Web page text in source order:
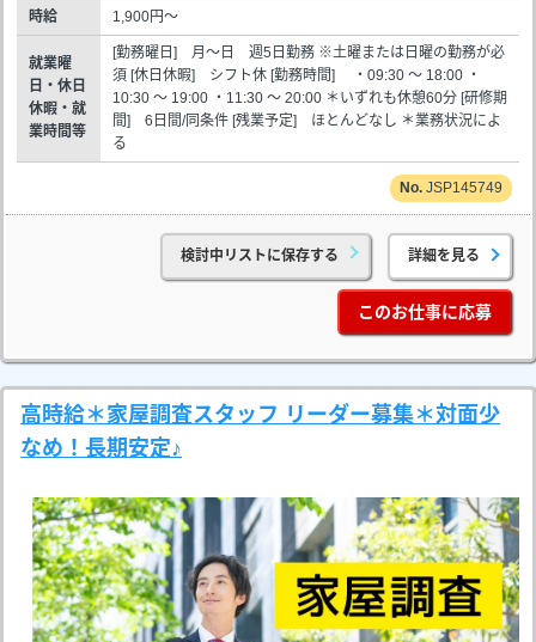
時給 1,900円～
就業曜
日・休日
休暇・就
業時間等
[勤務曜日] 月～日 週5日勤務 ※土曜または日曜の勤務が必
須 [休日休暇] シフト休 [勤務時間] ・09:30 ～ 18:00 ・
10:30 ～ 19:00 ・11:30 ～ 20:00 ＊いずれも休憩60分 [研修期
間] 6日間/同条件 [残業予定] ほとんどなし ＊業務状況によ
る
JSP145749
検討中リストに保存する 詳細を見る
このお仕事に応募
高時給＊家屋調査スタッフ リーダー募集＊対面少
なめ！長期安定♪